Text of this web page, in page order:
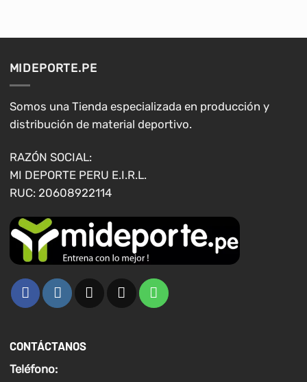
se
pueden
elegir
en
página
de
producto
elegir
en
MIDEPORTE.PE
Somos una Tienda especializada en producción y
distribución de material deportivo.
RAZÓN SOCIAL:
MI DEPORTE PERU E.I.R.L.
RUC: 20608922114
CONTÁCTANOS
Teléfono: